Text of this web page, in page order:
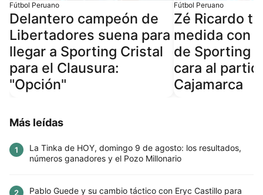
Fútbol Peruano
Delantero campeón de
Libertadores suena para
llegar a Sporting Cristal
para el Clausura:
"Opción"
Fútbol Peruano
Zé Ricardo
medida con
de Sporting
cara al
Cajamarca
Más leídas
1
La Tinka de HOY, domingo 9 de agosto: los resultados,
números ganadores y el Pozo Millonario
2 Pablo Guede y su cambio táctico con Eryc Castillo para